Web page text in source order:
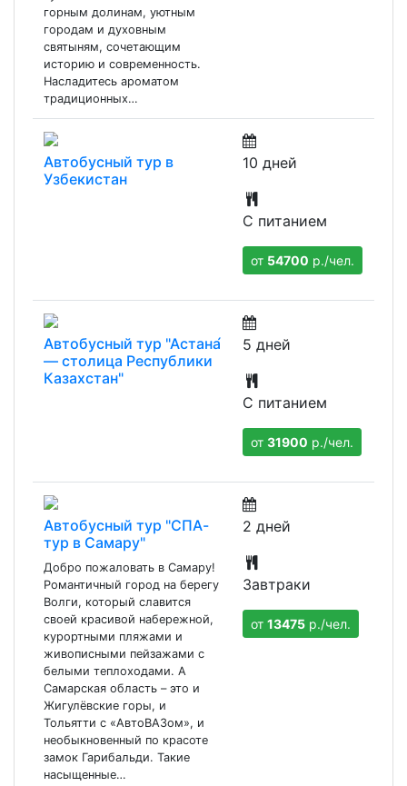
горным долинам, уютным
городам и духовным
святыням, сочетающим
историю и современность.
Насладитесь ароматом
традиционных…
Автобусный тур в
Узбекистан
10 дней
С питанием
от 54700 р./чел.
Автобусный тур "Астана́
— столица Республики
Казахстан"
5 дней
С питанием
от 31900 р./чел.
Автобусный тур "СПА-
тур в Самару"
Добро пожаловать в Самару!
Романтичный город на берегу
Волги, который славится
своей красивой набережной,
курортными пляжами и
живописными пейзажами с
белыми теплоходами. А
Самарская область – это и
Жигулёвские горы, и
Тольятти с «АвтоВАЗом», и
необыкновенный по красоте
замок Гарибальди. Такие
насыщенные…
2 дней
Завтраки
от 13475 р./чел.